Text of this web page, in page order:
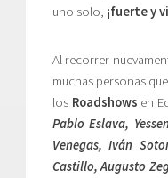
uno solo, ¡fuerte y
Al recorrer
muchas personas
los Roadshows en
Pablo Eslava,
Venegas, Iván
Castillo, Augusto